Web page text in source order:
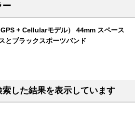
ー
+ Cellularモデル） 44mm スペース
とブラックスポーツバンド
した結果を表示しています